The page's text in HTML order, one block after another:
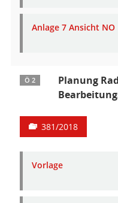
Anlage 7 Ansicht NO
Ö 2
Planung
381/2018
Vorlage